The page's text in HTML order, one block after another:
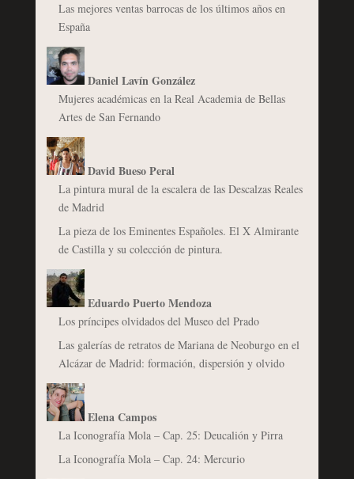
Las mejores ventas barrocas de los últimos años en
España
Daniel Lavín González
Mujeres académicas en la Real Academia de Bellas
Artes de San Fernando
David Bueso Peral
La pintura mural de la escalera de las Descalzas Reales
de Madrid
La pieza de los Eminentes Españoles. El X Almirante
de Castilla y su colección de pintura.
Eduardo Puerto Mendoza
Los príncipes olvidados del Museo del Prado
Las galerías de retratos de Mariana de Neoburgo en el
Alcázar de Madrid: formación, dispersión y olvido
Elena Campos
La Iconografía Mola – Cap. 25: Deucalión y Pirra
La Iconografía Mola – Cap. 24: Mercurio